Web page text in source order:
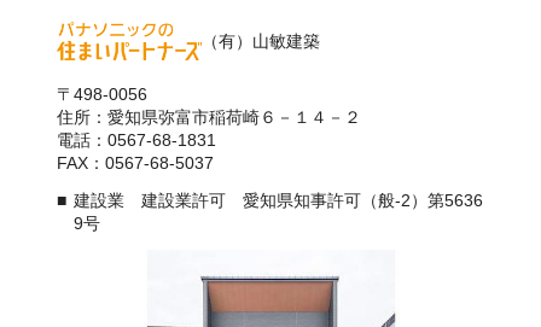
（有）山敏建築
〒498-0056
住所：愛知県弥富市稲荷崎６－１４－２
電話：0567-68-1831
FAX：0567-68-5037
建設業 建設業許可 愛知県知事許可（般-2）第5636
9号